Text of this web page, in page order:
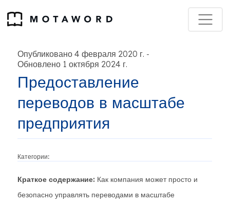
Опубликовано 4 февраля 2020 г. -
Обновлено 1 октября 2024 г.
Предоставление
переводов в масштабе
предприятия
Категории:
Краткое содержание: Как компания может просто и
безопасно управлять переводами в масштабе